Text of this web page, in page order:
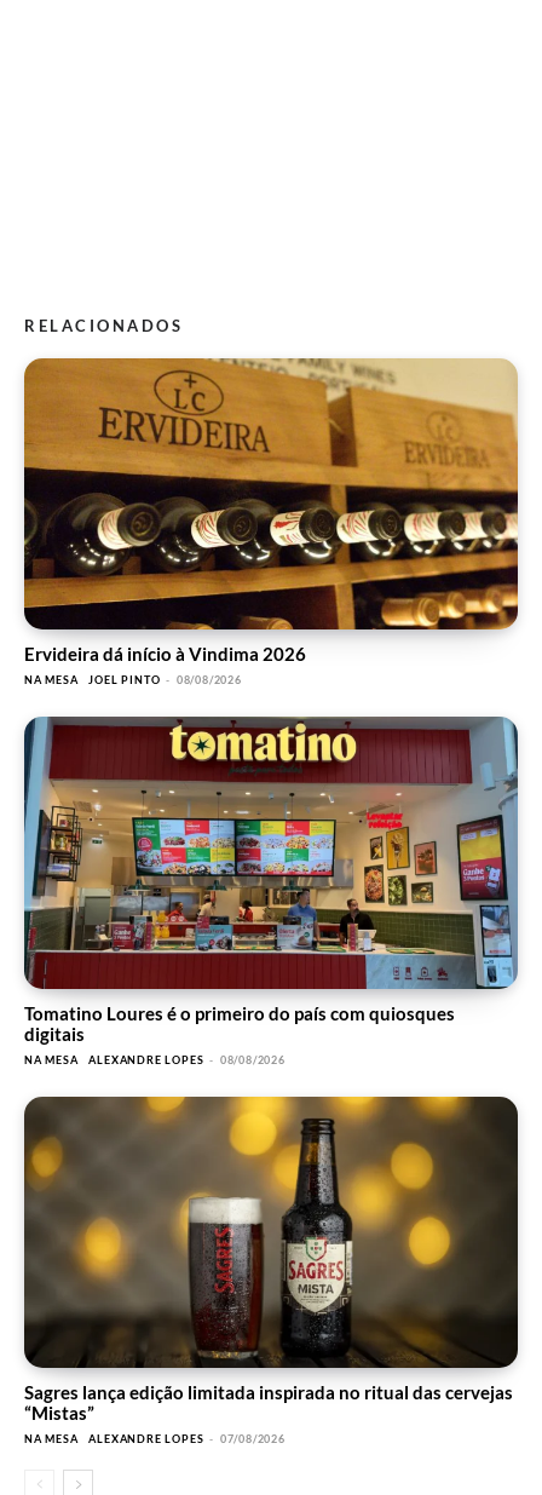
RELACIONADOS
Ervideira dá início à Vindima 2026
NA MESA JOEL PINTO - 08/08/2026
Tomatino Loures é o primeiro do país com quiosques
digitais
NA MESA ALEXANDRE LOPES - 08/08/2026
Sagres lança edição limitada inspirada no ritual das cervejas
“Mistas”
NA MESA ALEXANDRE LOPES - 07/08/2026